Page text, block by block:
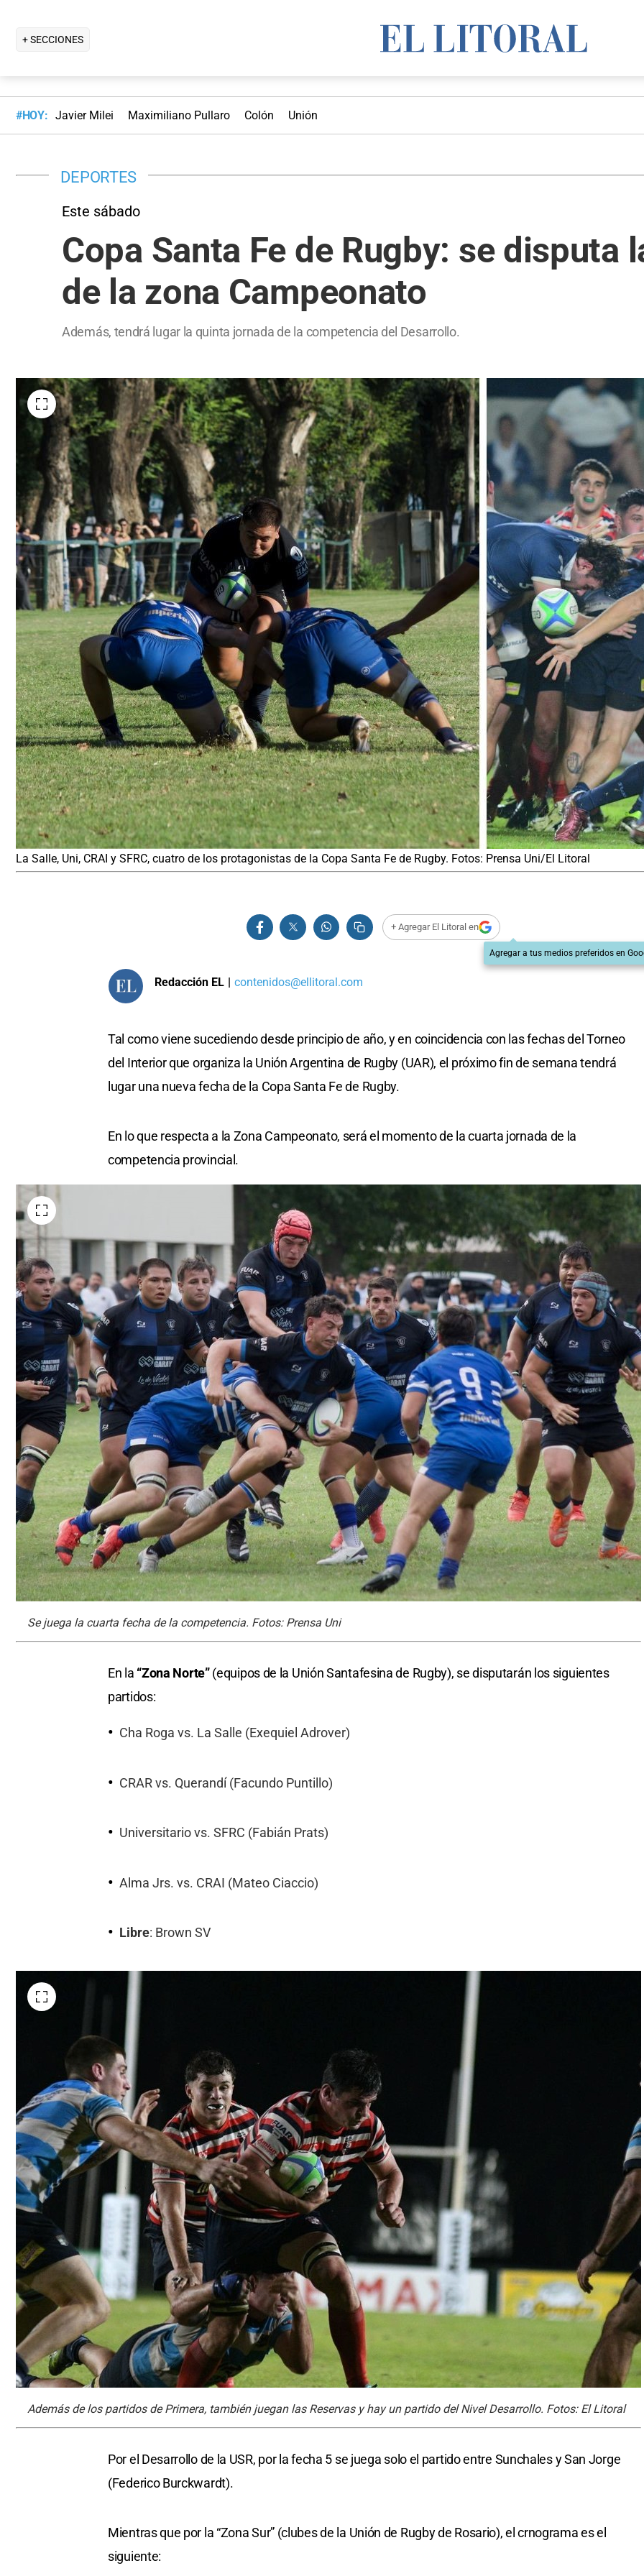
+ SECCIONES
#HOY: Javier Milei Maximiliano Pullaro Colón Unión
DEPORTES
Este sábado
Copa Santa Fe de Rugby: se disputa
de la zona Campeonato
Además, tendrá lugar la quinta jornada de la competencia del Desarrollo.
La Salle, Uni, CRAI y SFRC, cuatro de los protagonistas de la Copa Santa Fe de Rugby. Fotos: Prensa Uni/El Litoral
+ Agregar El Litoral en
Agregar a tus medios preferidos en
Redacción EL | contenidos@ellitoral.com
Tal como viene sucediendo desde principio de año, y en coincidencia con las fechas del Torneo
del Interior que organiza la Unión Argentina de Rugby (UAR), el próximo fin de semana tendrá
lugar una nueva fecha de la Copa Santa Fe de Rugby.
En lo que respecta a la Zona Campeonato, será el momento de la cuarta jornada de la
competencia provincial.
Se juega la cuarta fecha de la competencia. Fotos: Prensa Uni
En la “Zona Norte”(equipos de la Unión Santafesina de Rugby), se disputarán los siguientes
partidos:
Cha Roga vs. La Salle (Exequiel Adrover)
CRAR vs. Querandí (Facundo Puntillo)
Universitario vs. SFRC (Fabián Prats)
Alma Jrs. vs. CRAI (Mateo Ciaccio)
Libre: Brown SV
Además de los partidos de Primera, también juegan las Reservas y hay un partido del Nivel Desarrollo. Fotos: El Litoral
Por el Desarrollo de la USR, por la fecha 5 se juega solo el partido entre Sunchales y San Jorge
(Federico Burckwardt).
Mientras que por la “Zona Sur” (clubes de la Unión de Rugby de Rosario), el crnograma es el
siguiente: